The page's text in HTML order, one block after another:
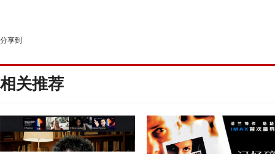
分享到
相关推荐